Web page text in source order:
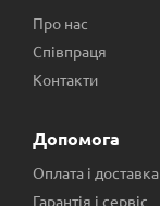
Про нас
Співпраця
Контакти
Допомога
Оплата і доставка
Гарантія і сервіс